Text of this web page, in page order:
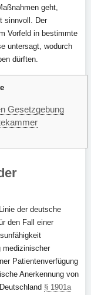
geht,
sinnvoll. Der
Vorfeld in bestimmte
untersagt, wodurch
dürften.
Gesetzgebung
der deutsche
den Fall einer
medizinischer
Patientenverfügung
Anerkennung von
§ 1901a